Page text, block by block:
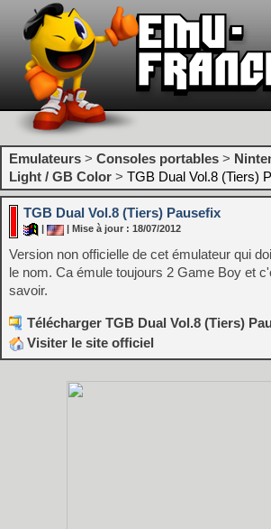
Emulateurs > Consoles portables >
Light / GB Color > TGB Dual Vol.8 (Tiers)
TGB Dual Vol.8 (Tiers) Pausefix
| Mise à jour : 18/07/2012
Version non officielle de cet émulateur qui
le nom. Ca émule toujours 2 Game Boy et
savoir.
Télécharger TGB Dual Vol.8 (Tiers)
Visiter le site officiel